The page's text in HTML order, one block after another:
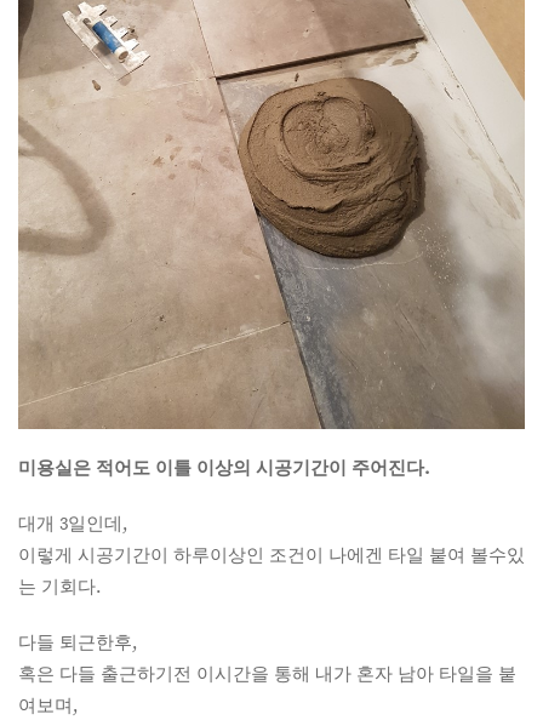
미용실은 적어도 이틀 이상의 시공기간이 주어진다.
대개 3일인데,
이렇게 시공기간이 하루이상인 조건이 나에겐 타일 붙여 볼수있
는 기회다.
다들 퇴근한후,
혹은 다들 출근하기전 이시간을 통해 내가 혼자 남아 타일을 붙
여보며,